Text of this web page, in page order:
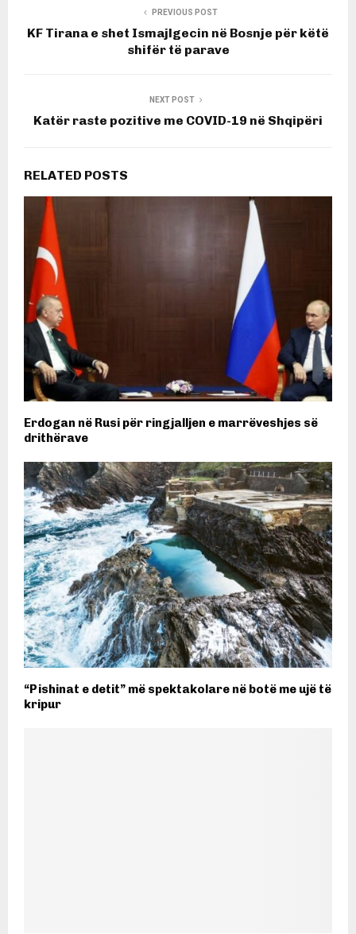
PREVIOUS POST
KF Tirana e shet Ismajlgecin në Bosnje për këtë
shifër të parave
NEXT POST
Katër raste pozitive me COVID-19 në Shqipëri
RELATED POSTS
Erdogan në Rusi për ringjalljen e marrëveshjes së
drithërave
“Pishinat e detit” më spektakolare në botë me ujë të
kripur